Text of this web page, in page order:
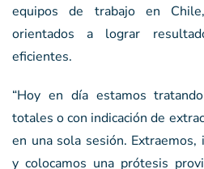
equipos de trabajo en
orientados a lograr
eficientes.
“Hoy en día estamos
totales o con indicación de
en una sola sesión.
y colocamos una prótesis